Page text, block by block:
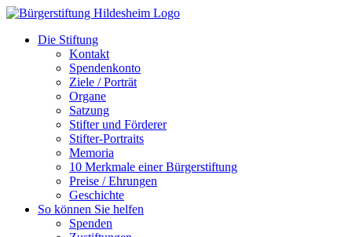
Zum
springenDie Stiftung
Kontakt
Spendenkonto
Ziele / Porträt
Organe
Satzung
Stifter und Förderer
Stifter-Portraits
Memoria
10 Merkmale einer Bürgerstiftung
Preise / Ehrungen
Geschichte
So können Sie helfen
Spenden